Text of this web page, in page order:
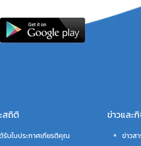
สถิติ
รับใบประกาศเกียรติคุณ
ข่าวและ
ข่าวส